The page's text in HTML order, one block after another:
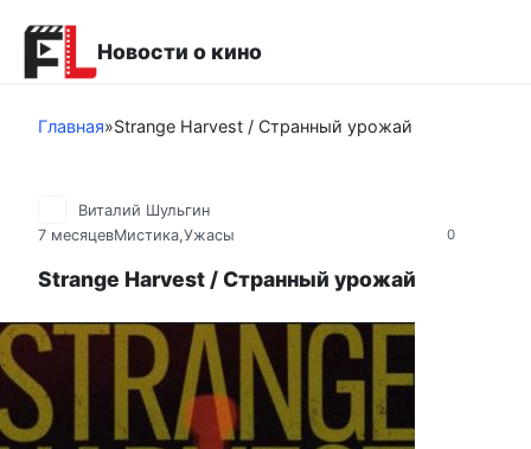
контенту
Новости о кино
Главная»Strange Harvest / Странный урожай
0
Виталий Шульгин
7 месяцевМистика,Ужасы
Strange Harvest / Странный урожай